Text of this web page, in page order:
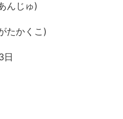
んじゅ)
たかくこ)
日